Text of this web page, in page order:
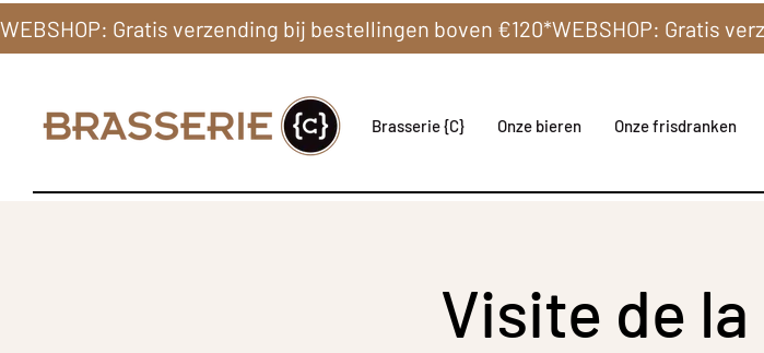
Brasserie {C} Onze bieren Onze frisdranken
Visite de